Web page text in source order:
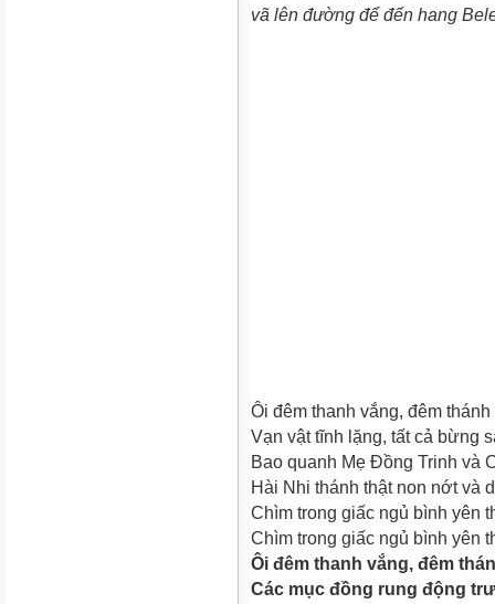
vã lên đường để đến hang
Ôi đêm thanh vắng, đêm thánh
Vạn vật tĩnh lặng, tất cả bừng
Bao quanh Mẹ Đồng Trinh và
Hài Nhi thánh thật non nớt và
Chìm trong giấc ngủ bình yên
Chìm trong giấc ngủ bình yên
Ôi đêm thanh vắng, đêm
Các mục đồng rung động